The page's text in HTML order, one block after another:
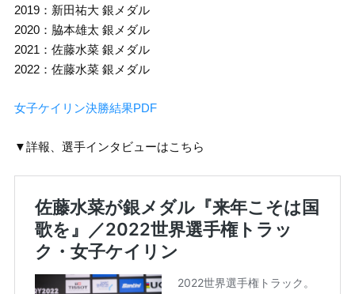
2019：新田祐大 銀メダル
2020：脇本雄太 銀メダル
2021：佐藤水菜 銀メダル
2022：佐藤水菜 銀メダル
女子ケイリン決勝結果PDF
▼詳報、選手インタビューはこちら